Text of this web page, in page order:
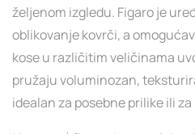
željenom izgledu. Figaro je
oblikovanje kovrči, a
kose u različitim veličinama
pružaju voluminozan,
idealan za posebne prilike ili